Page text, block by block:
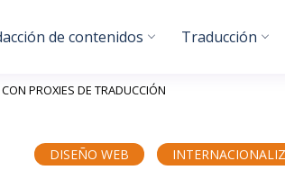
de contenidos Traducción
PROXIES DE TRADUCCIÓN
DISEÑO WEB